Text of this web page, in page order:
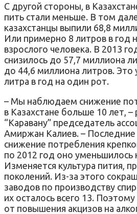
С другой стороны, в
пить стали меньше. В том
казахстанцы выпили 68,8
Или примерно 8 литров в год
взрослого человека. В 2013
снизилось до 57,7 миллиона
до 44,6 миллиона литров.
литра в год на один рот.
– Мы наблюдаем снижение
в Казахстане больше 10 лет, –
“Каравану” председатель
Амиржан Калиев. –
снижение потребления
по 2012 год оно уменьшилось
Изменяется культура пития,
поколений. Из-за этого
заводов по производству
их осталось всего 13.
от повышения акцизов на